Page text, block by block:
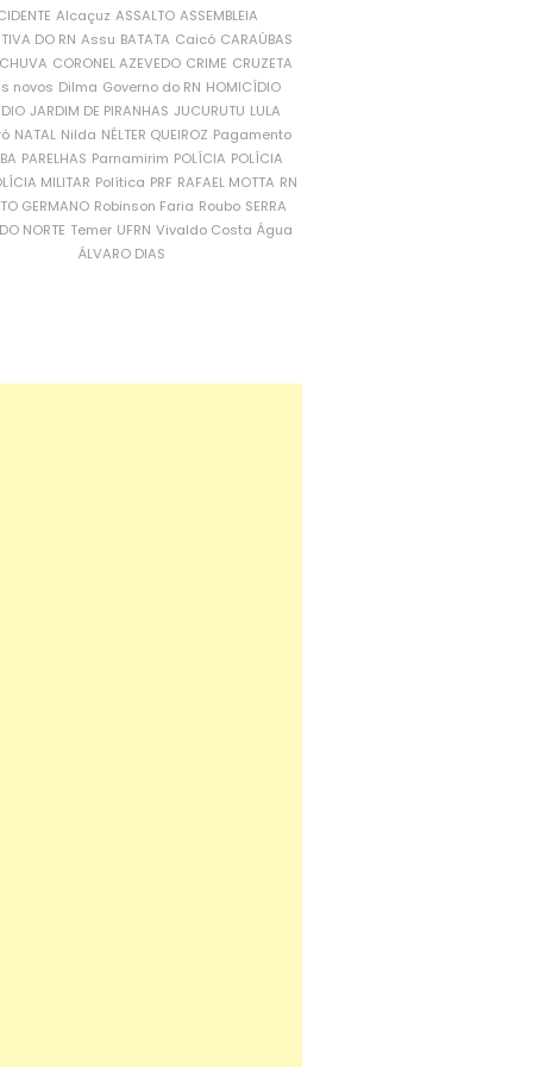
Alcaçuz ASSALTO ASSEMBLEIA
DO RN Assu BATATA Caicó CARAÚBAS
CORONEL AZEVEDO CRIME CRUZETA
novos Dilma Governo do RN HOMICÍDIO
JARDIM DE PIRANHAS JUCURUTU LULA
NATAL Nilda NÉLTER QUEIROZ Pagamento
PARELHAS Parnamirim POLÍCIA POLÍCIA
MILITAR Política PRF RAFAEL MOTTA RN
GERMANO Robinson Faria Roubo SERRA
NORTE Temer UFRN Vivaldo Costa Água
ÁLVARO DIAS